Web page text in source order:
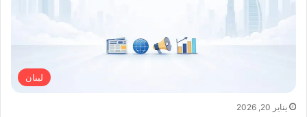
لبنان
يناير 20, 2026